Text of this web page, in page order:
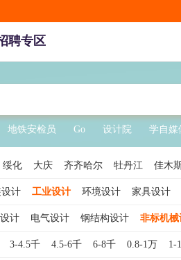
聘专区
地铁安检员 Go 设计院 学自媒
绥化 大庆 齐齐哈尔 牡丹江 佳木
计 工业设计 环境设计 家具设计
计 电气设计 钢结构设计 非标机械
电路设计
3-4.5千 4.5-6千 6-8千 0.8-1万 1-